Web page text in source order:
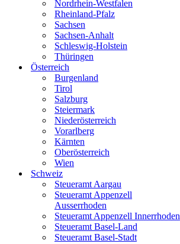
Nordrhein-Westfalen
Rheinland-Pfalz
Sachsen
Sachsen-Anhalt
Schleswig-Holstein
Thüringen
Österreich
Burgenland
Tirol
Salzburg
Steiermark
Niederösterreich
Vorarlberg
Kärnten
Oberösterreich
Wien
Schweiz
Steueramt Aargau
Steueramt Appenzell
Ausserrhoden
Steueramt Appenzell Innerrhoden
Steueramt Basel-Land
Steueramt Basel-Stadt